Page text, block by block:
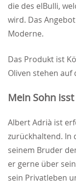
die des elBulli,
wird. Das
Moderne.
Das Produkt ist
Oliven stehen auf
Mein Sohn
Albert Adrià ist
zurückhaltend. In
seinem Bruder
er gerne über
sein Privatleben